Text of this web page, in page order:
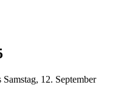
12. September